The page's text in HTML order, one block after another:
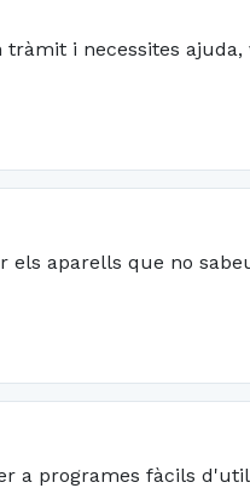
i necessites
els aparells que no
a programes fàcils